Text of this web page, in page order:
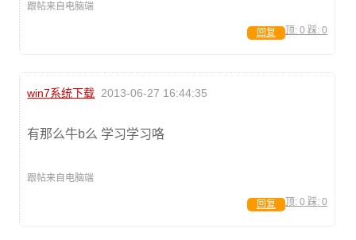
跟帖来自电脑端
顶: 0 踩: 0
回复
win7系统下载 2013-06-27 16:44:35
有那么牛b么 学习学习咯
跟帖来自电脑端
顶: 0 踩: 0
回复